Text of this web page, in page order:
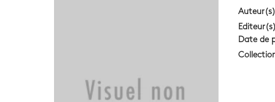
Auteur(s)
Editeur(s)
Date de